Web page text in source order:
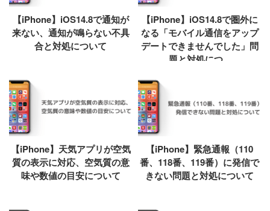
【iPhone】iOS14.8で通知が
来ない、通知が鳴らない不具
合と対処について
【iPhone】iOS14.8で圏外に
なる「モバイル通信をアップ
デートできませんでした」問
題と対処につ...
【iPhone】天気アプリが空気
質の表示に対応、空気質の意
味や数値の目安について
【iPhone】緊急通報（110
番、118番、119番）に発信で
きない問題と対処について